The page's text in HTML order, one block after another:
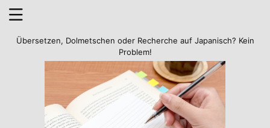
Übersetzen, Dolmetschen oder Recherche auf Japanisch? Kein
Problem!